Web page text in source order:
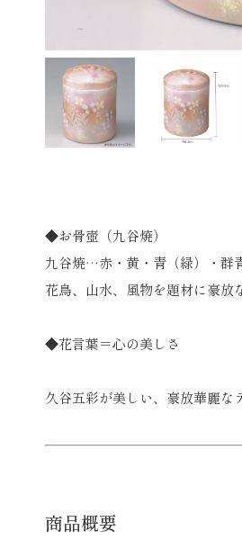
◆お骨壺（九谷焼）
九谷焼…赤・黄・青（緑）・群
花鳥、山水、風物を題材に豪放
◆花言葉＝心の美しさ
久谷五彩が美しい、豪放華麗な
商品概要